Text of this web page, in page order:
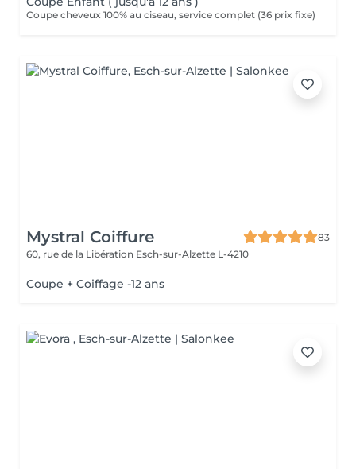
Coupe cheveux 100% au ciseau, service complet (36 prix fixe)
Mystral Coiffure
83
60, rue de la Libération Esch-sur-Alzette L-4210
Coupe + Coiffage -12 ans